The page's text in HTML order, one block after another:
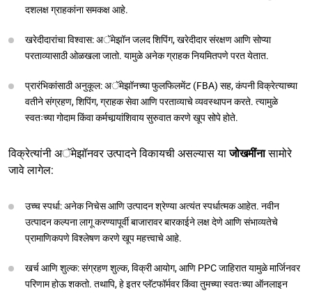
दशलक्ष ग्राहकांना समकक्ष आहे.
खरेदीदारांचा विश्वास: अॅमेझॉन जलद शिपिंग, खरेदीदार संरक्षण आणि सोप्या
परताव्यासाठी ओळखला जातो. यामुळे अनेक ग्राहक नियमितपणे परत येतात.
प्रारंभिकांसाठी अनुकूल: अॅमेझॉनच्या फुलफिलमेंट (FBA) सह, कंपनी विक्रेत्याच्या
वतीने संग्रहण, शिपिंग, ग्राहक सेवा आणि परताव्याचे व्यवस्थापन करते. त्यामुळे
स्वतःच्या गोदाम किंवा कर्मचार्‍यांशिवाय सुरुवात करणे खूप सोपे होते.
विक्रेत्यांनी अॅमेझॉनवर उत्पादने विकायची असल्यास याजोखमींनासामोरे
जावे लागेल:
उच्च स्पर्धा: अनेक निचेस आणि उत्पादन श्रेण्या अत्यंत स्पर्धात्मक आहेत. नवीन
उत्पादन कल्पना लागू करण्यापूर्वी बाजारावर बारकाईने लक्ष देणे आणि संभाव्यतेचे
प्रामाणिकपणे विश्लेषण करणे खूप महत्त्वाचे आहे.
खर्च आणि शुल्क: संग्रहण शुल्क, विक्री आयोग, आणि PPC जाहिरात यामुळे मार्जिनवर
परिणाम होऊ शकतो. तथापि, हे इतर प्लॅटफॉर्मवर किंवा तुमच्या स्वतःच्या ऑनलाइन